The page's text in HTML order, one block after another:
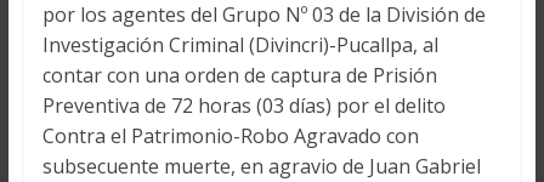
por los agentes del Grupo Nº 03 de la División de
Investigación Criminal (Divincri)-Pucallpa, al
contar con una orden de captura de Prisión
Preventiva de 72 horas (03 días) por el delito
Contra el Patrimonio-Robo Agravado con
subsecuente muerte, en agravio de Juan Gabriel